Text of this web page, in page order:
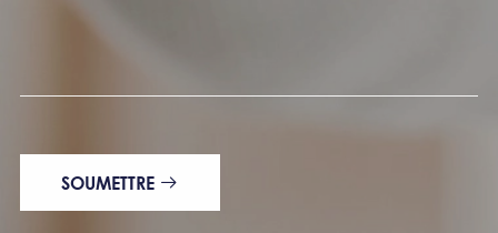
SOUMETTRE 